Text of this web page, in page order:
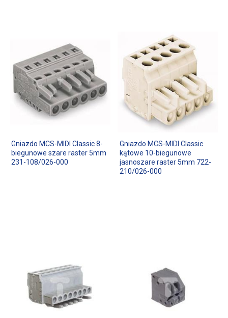
Gniazdo MCS-MIDI Classic 8-
biegunowe szare raster 5mm
231-108/026-000
Gniazdo MCS-MIDI Classic
kątowe 10-biegunowe
jasnoszare raster 5mm 722-
210/026-000